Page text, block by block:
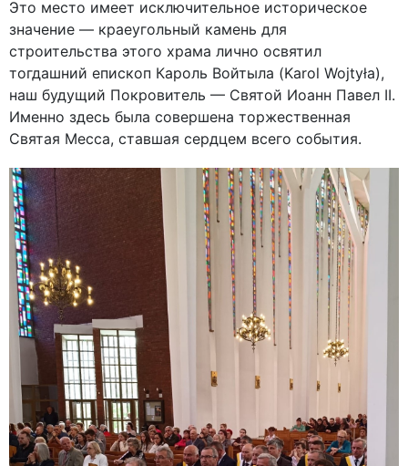
Это место имеет исключительное историческое
значение — краеугольный камень для
строительства этого храма лично освятил
тогдашний епископ Кароль Войтыла (Karol Wojtyła),
наш будущий Покровитель — Святой Иоанн Павел II.
Именно здесь была совершена торжественная
Святая Месса, ставшая сердцем всего события.